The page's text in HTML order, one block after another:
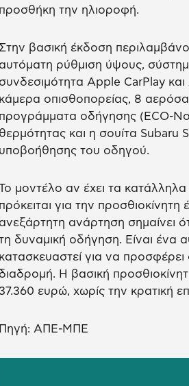
προσθήκη την ηλιοροφή.
Στην βασική έκδοση
αυτόματη ρύθμιση ύψους,
συνδεσιμότητα Apple CarPlay
κάμερα οπισθοπορείας, 8
προγράμματα οδήγησης (ECO-
θερμότητας και η σουίτα Subaru
υποβοήθησης του οδηγού.
μοντέλο αν έχει τα
πρόκειται για την
ανεξάρτητη ανάρτηση σημαίνει
δυναμική οδήγηση. Είναι ένα
κατασκευαστεί για να
διαδρομή. Η βασική
ευρώ, χωρίς την κρατική
Πηγή: ΑΠΕ-ΜΠΕ